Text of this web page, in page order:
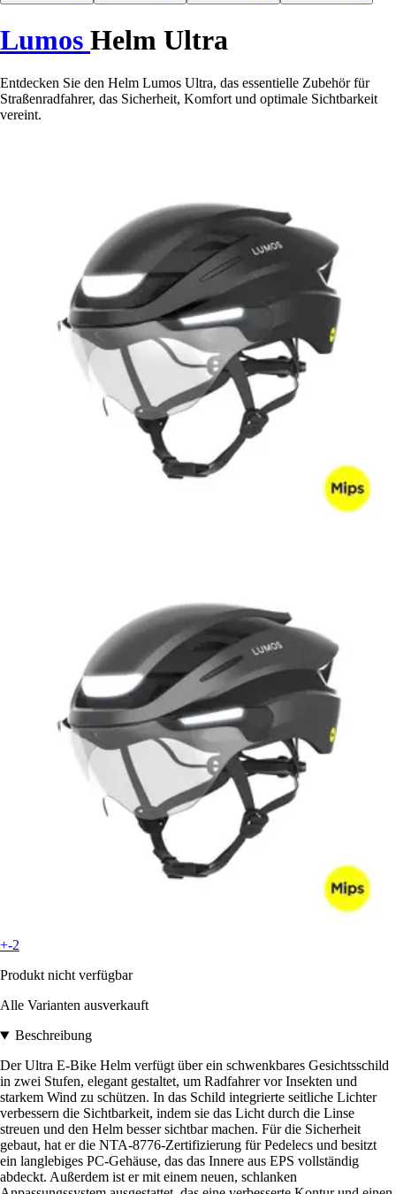
Lumos Helm Ultra
Entdecken Sie den Helm Lumos Ultra, das essentielle Zubehör für
Straßenradfahrer, das Sicherheit, Komfort und optimale Sichtbarkeit
vereint.
+-2
Produkt nicht verfügbar
Alle Varianten ausverkauft
Beschreibung
Der Ultra E-Bike Helm verfügt über ein schwenkbares Gesichtsschild
in zwei Stufen, elegant gestaltet, um Radfahrer vor Insekten und
starkem Wind zu schützen. In das Schild integrierte seitliche Lichter
verbessern die Sichtbarkeit, indem sie das Licht durch die Linse
streuen und den Helm besser sichtbar machen. Für die Sicherheit
gebaut, hat er die NTA-8776-Zertifizierung für Pedelecs und besitzt
ein langlebiges PC-Gehäuse, das das Innere aus EPS vollständig
abdeckt. Außerdem ist er mit einem neuen, schlanken